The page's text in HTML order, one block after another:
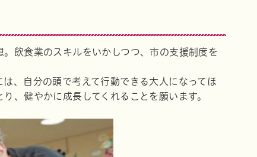
飲食業のスキルをいかしつつ、市の支援制度を
、自分の頭で考えて行動できる大人になってほ
、健やかに成長してくれることを願います。